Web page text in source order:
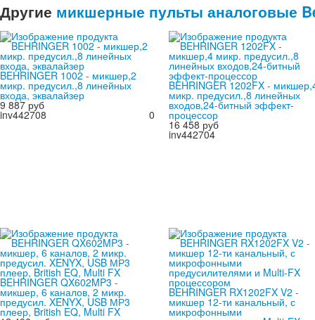
Другие микшерные пульты аналоговые
BEHRINGER 1002 - микшер,2
микр. предусил.,8 линейных
входа, эквалайзер
9 887 руб
0
inv442708
BEHRINGER 1202FX -
микр. предусил.,8 линейных
входов,24-битный эффект-
процессор
16 458 руб
inv442704
BEHRINGER QX602MP3 -
микшер, 6 каналов, 2 микр.
предусил. XENYX, USB МР3
плеер, British EQ, Multi FX
BEHRINGER RX1202FX V2 -
микшер 12-ти канальный, с
микрофонными